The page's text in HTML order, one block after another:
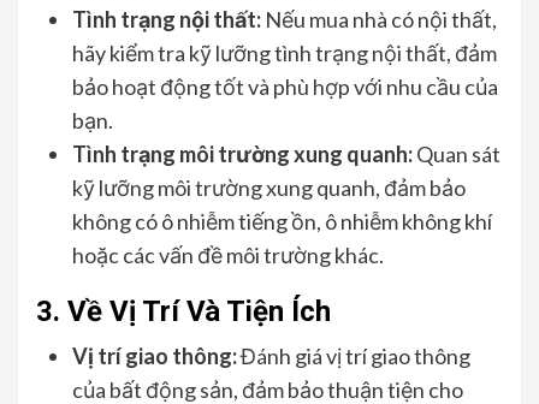
Tình trạng nội thất: Nếu mua nhà có nội thất,
hãy kiểm tra kỹ lưỡng tình trạng nội thất, đảm
bảo hoạt động tốt và phù hợp với nhu cầu của
bạn.
Tình trạng môi trường xung quanh:Quan sát
kỹ lưỡng môi trường xung quanh, đảm bảo
không có ô nhiễm tiếng ồn, ô nhiễm không khí
hoặc các vấn đề môi trường khác.
3. Về Vị Trí Và Tiện Ích
Vị trí giao thông:Đánh giá vị trí giao thông
của bất động sản, đảm bảo thuận tiện cho